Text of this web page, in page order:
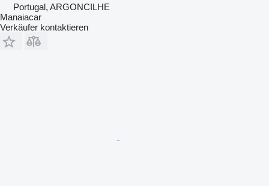
Portugal, ARGONCILHE
Manaiacar
Verkäufer kontaktieren